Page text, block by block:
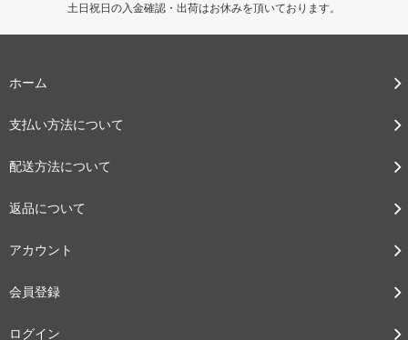
土日祝日の入金確認・出荷はお休みを頂いております。
ホーム
支払い方法について
配送方法について
返品について
アカウント
会員登録
ログイン